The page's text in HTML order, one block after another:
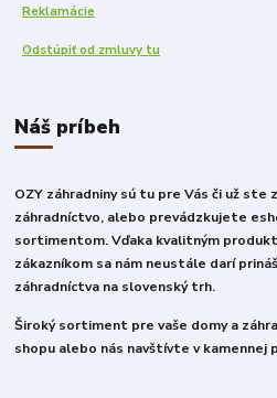
Reklamácie
Odstúpiť od zmluvy tu
Náš príbeh
OZY záhradniny sú tu pre Vás či už ste
záhradníctvo, alebo prevádzkujete
sortimentom. Vďaka kvalitným
zákazníkom sa nám neustále darí
záhradníctva na slovenský trh.
Široký sortiment pre vaše domy a
shopu alebo nás navštívte v kamennej